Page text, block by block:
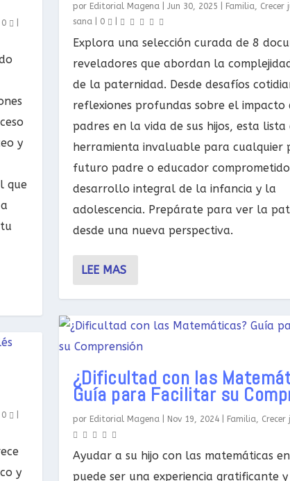
0
y
que
0
y
por Editorial Magena| Jun 30, 2025 Familia, Crecer
sana| 0
Explora una selección curada de 8
reveladores que abordan la
de la paternidad. Desde desafíos
reflexiones profundas sobre el impacto
padres en la vida de sus hijos, esta lista
herramienta invaluable para cualquier
futuro padre o educador
desarrollo integral de la infancia y la
adolescencia. Prepárate para ver la
desde una nueva perspectiva.
LEE MAS
¿Dificultad con las
Guía para Facilitar su
por Editorial Magena| Nov 19, 2024| Familia, Crecer
Ayudar a su hijo con las matemáticas
puede ser una experiencia gratificante y